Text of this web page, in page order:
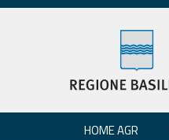
HOME AGR